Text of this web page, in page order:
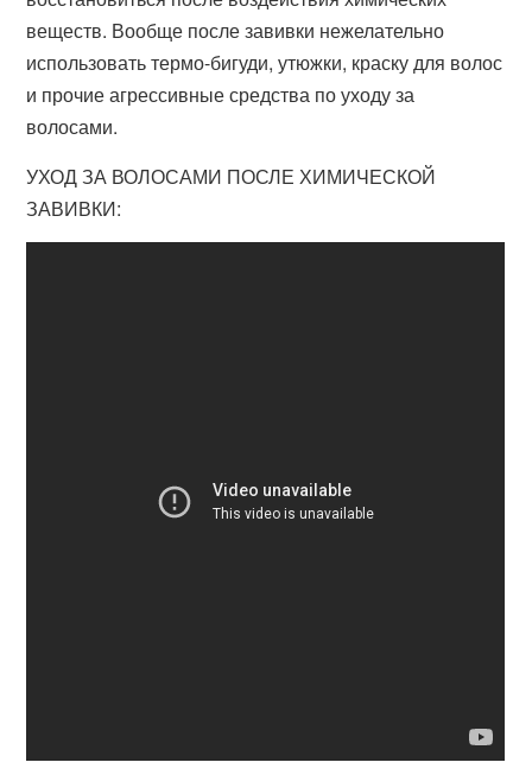
веществ. Вообще после завивки нежелательно
использовать термо-бигуди, утюжки, краску для волос
и прочие агрессивные средства по уходу за
волосами.
УХОД ЗА ВОЛОСАМИ ПОСЛЕ ХИМИЧЕСКОЙ
ЗАВИВКИ: